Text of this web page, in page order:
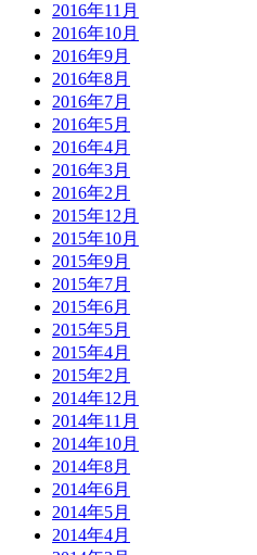
2016年11月
2016年10月
2016年9月
2016年8月
2016年7月
2016年5月
2016年4月
2016年3月
2016年2月
2015年12月
2015年10月
2015年9月
2015年7月
2015年6月
2015年5月
2015年4月
2015年2月
2014年12月
2014年11月
2014年10月
2014年8月
2014年6月
2014年5月
2014年4月